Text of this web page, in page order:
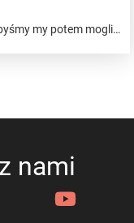
my potem mogli…
nami